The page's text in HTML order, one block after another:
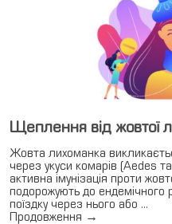
Щеплення від жовтої
Жовта лихоманка
через укуси комарів (Aedes
активна імунізація проти
подорожують до ендемічного
поїздку через нього або …
Продовження →